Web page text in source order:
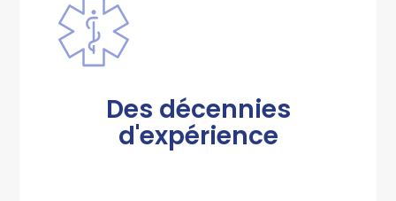
Des décennies
d'expérience